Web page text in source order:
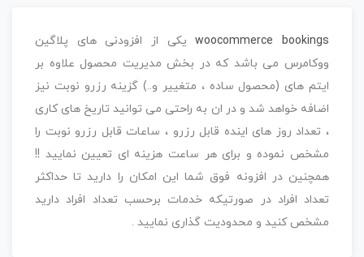
woocommerce bookingsیکی از افزودنی های پلاگین
ووکامرس می باشد که در بخش مدیریت محصول علاوه بر
ایتم های (محصول ساده ، متغییر و..) گزینه رزرو نوبت نیز
اضافه خواهد شد و در ان به راحتی می توانید تاریخ های کاری
، تعداد روز های اینده قابل رزرو ، ساعات قابل رزرو نوبت را
مشخص نموده و برای هر ساعت هزینه ای تعیین نمایید !!
همچنین در افزونه فوق شما این امکان را دارید تا حداکثر
تعداد افراد در صورتیکه خدمات برحسب تعداد افراد دارید
مشخص کنید و محدودیت گذاری نمایید .